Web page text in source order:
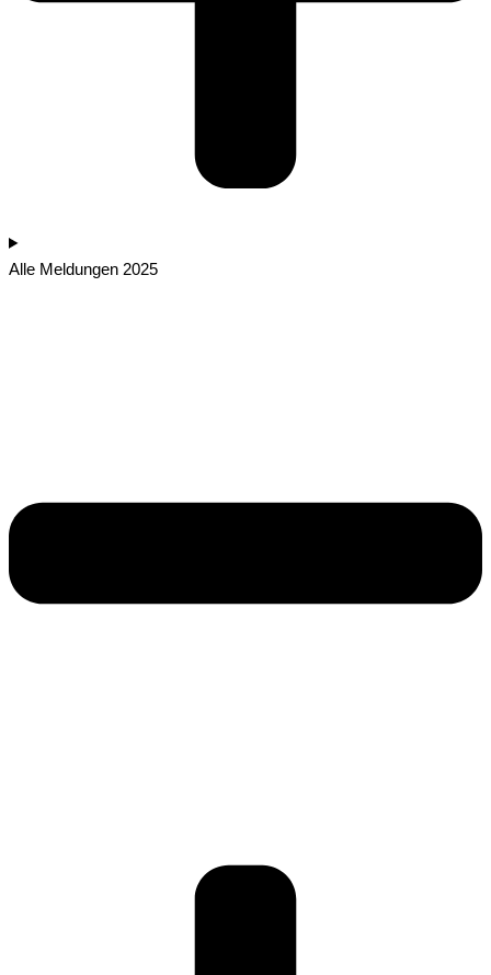
Alle Meldungen 2025